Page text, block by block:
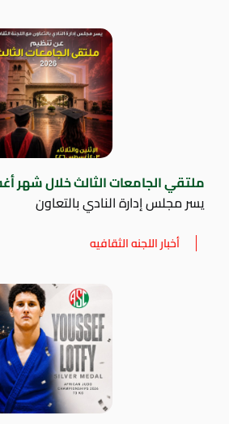
ملتقي الجامعات الثالث خلال
يسر مجلس إدارة النادي بالتعاون
أخبار اللجنه الثقافيه